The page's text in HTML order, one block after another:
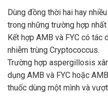
Dùng đồng thời hai hay
trong những trường hợp nhất
Kết hợp AMB và FYC có tác
nhiễm trùng Cryptococcus.
Trường hợp aspergillosis
dụng AMB và FYC hoặc
thuốc dùng một mình và